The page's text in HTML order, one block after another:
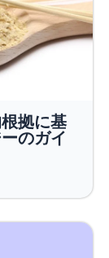
拠に基
のガイ